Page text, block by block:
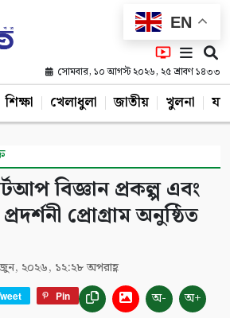
EN
সোমবার, ১০ আগস্ট ২০২৬, ২৫ শ্রাবণ ১৪৩৩
শিক্ষা খেলাধুলা জাতীয় খুলনা
বিজ্ঞান প্রকল্প এবং
প্রোগ্রাম অনুষ্ঠিত
২০২৬, ১২:২৮ অপরাহ্ণ
Pin অ- অ+